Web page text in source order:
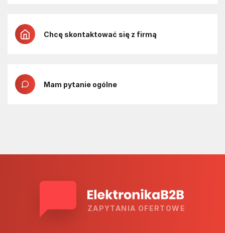
Chcę skontaktować się z firmą
Mam pytanie ogólne
ZAPYTANIA OFERTOWE